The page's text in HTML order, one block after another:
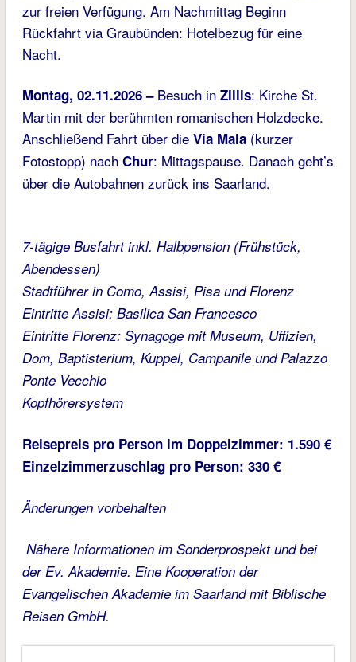
zur freien Verfügung. Am Nachmittag Beginn
Rückfahrt via Graubünden: Hotelbezug für eine
Nacht.
Montag, 02.11.2026 –Besuch in Zillis: Kirche St.
Martin mit der berühmten romanischen Holzdecke.
Anschließend Fahrt über die Via Mala(kurzer
Fotostopp) nach Chur: Mittagspause. Danach geht’s
über die Autobahnen zurück ins Saarland.
7-tägige Busfahrt inkl. Halbpension (Frühstück,
Abendessen)
Stadtführer in Como, Assisi, Pisa und Florenz
Eintritte Assisi: Basilica San Francesco
Eintritte Florenz: Synagoge mit Museum, Uffizien,
Dom, Baptisterium, Kuppel, Campanile und Palazzo
Ponte Vecchio
Kopfhörersystem
Reisepreis pro Person im Doppelzimmer: 1.590 €
Einzelzimmerzuschlag pro Person: 330 €
Änderungen vorbehalten
Nähere Informationen im Sonderprospekt und bei
der Ev. Akademie. Eine Kooperation der
Evangelischen Akademie im Saarland mit Biblische
Reisen GmbH.